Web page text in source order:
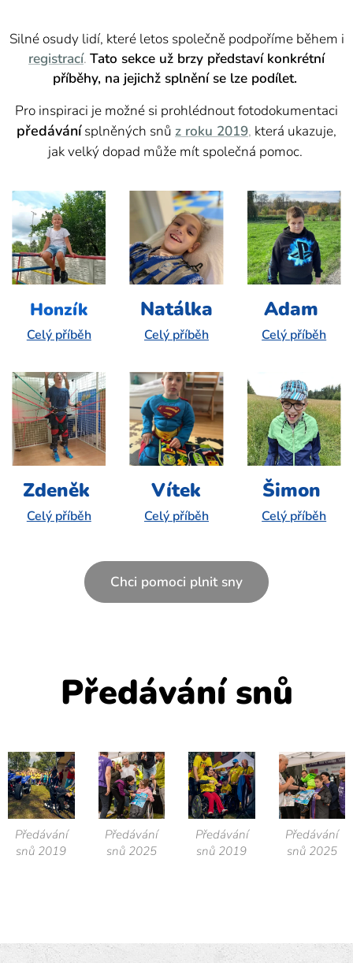
Silné osudy lidí, které letos společně podpoříme během i
registrací. Tato sekce už brzy představí konkrétní
příběhy, na jejichž splnění se lze podílet.
Pro inspiraci je možné si prohlédnout fotodokumentaci
předávánísplněných snů z roku 2019, která ukazuje,
jak velký dopad může mít společná pomoc.
Honzík
Celý příběh
Natálka
Celý příběh
Adam
Celý příběh
Zdeněk
Celý příběh
Vítek
Celý příběh
Šimon
Celý příběh
Chci pomoci plnit sny
Předávání snů
Předávání
snů 2019
Předávání
snů 2025
Předávání
snů 2019
Předávání
snů 2025